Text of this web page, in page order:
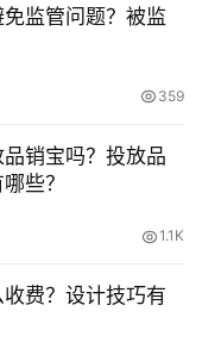
，该文观点仅代表
不拥有所有权，不
侵权/违法违规的内
举报，一经查实，
监管问题？被监
359
销宝吗？投放品
些？
1.1K
费？设计技巧有